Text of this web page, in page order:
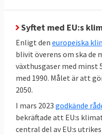
förnyelsebar
Sverige
Syftet med EU:s
Enligt den europeiska
blivit överens om ska de
växthusgaser med
med 1990. Målet är att
2050.
I mars 2023 godkände
bekräftade att EU:s
central del av EU:s